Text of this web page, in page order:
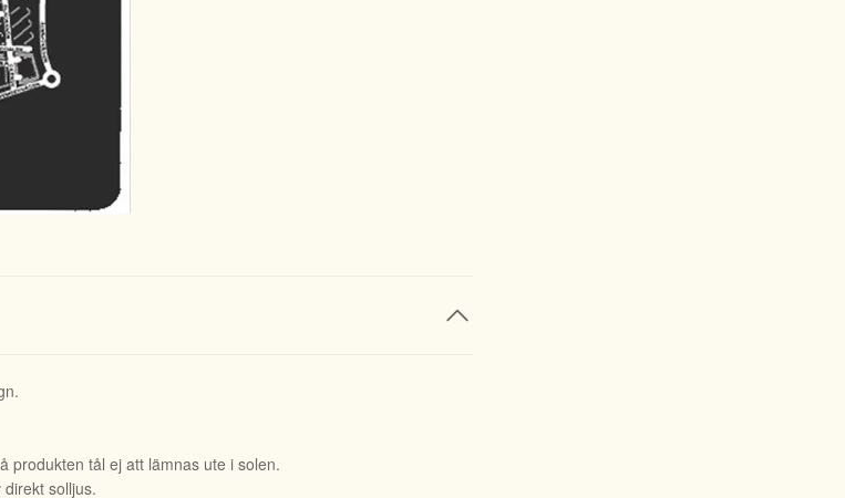
produkten tål ej att lämnas ute i solen.
solljus.